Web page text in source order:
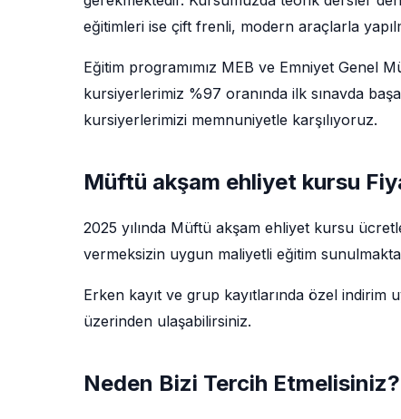
eğitimleri ise çift frenli, modern araçlarla
Eğitim programımız MEB ve Emniyet Genel
kursiyerlerimiz %97 oranında ilk sınavda
kursiyerlerimizi memnuniyetle karşılıyoruz.
Müftü akşam ehliyet kursu
2025 yılında Müftü akşam ehliyet kursu
vermeksizin uygun maliyetli eğitim
Erken kayıt ve grup kayıtlarında özel indirim
üzerinden ulaşabilirsiniz.
Neden Bizi Tercih Etmelisiniz?